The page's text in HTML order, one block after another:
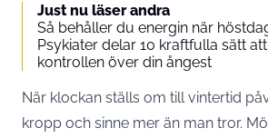
Just nu läser andra
Så behåller du energin när
Psykiater delar 10 kraftfulla sätt
kontrollen över din ångest
När klockan ställs om till vintertid
kropp och sinne mer än man tror.